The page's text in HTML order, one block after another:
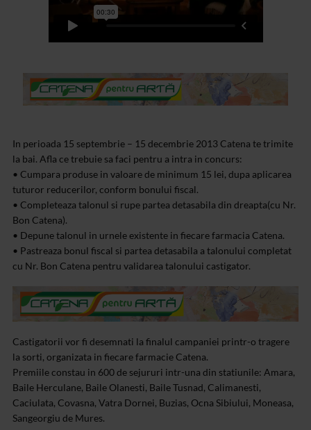
In perioada 15 septembrie – 15 decembrie 2013 Catena te trimite
la bai. Afla ce trebuie sa faci pentru a intra in concurs:
• Cumpara produse in valoare de minimum 15 lei, dupa aplicarea
tuturor reducerilor, conform bonului fiscal.
• Completeaza talonul si rupe partea detasabila din dreapta(cu Nr.
Bon Catena).
• Depune talonul in urnele existente in fiecare farmacia Catena.
• Pastreaza bonul fiscal si partea detasabila a talonului completat
cu Nr. Bon Catena pentru validarea talonului castigator.
Castigatorii vor fi desemnati la finalul campaniei printr-o tragere
la sorti, organizata in fiecare farmacie Catena.
Premiile constau in 600 de sejururi intr-una din statiunile: Amara,
Baile Herculane, Baile Olanesti, Baile Tusnad, Calimanesti,
Caciulata, Covasna, Vatra Dornei, Buzias, Ocna Sibiului, Moneasa,
Sangeorgiu de Mures.